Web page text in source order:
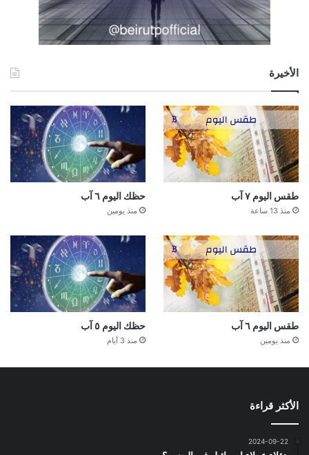
الأخيرة
طقس اليوم ٧ آب
منذ 13 ساعة
حظك اليوم ٦ آب
منذ يومين
طقس اليوم ٦ آب
منذ يومين
حظك اليوم ٥ آب
منذ 3 أيام
الأكثر قراءة
2024-09-22